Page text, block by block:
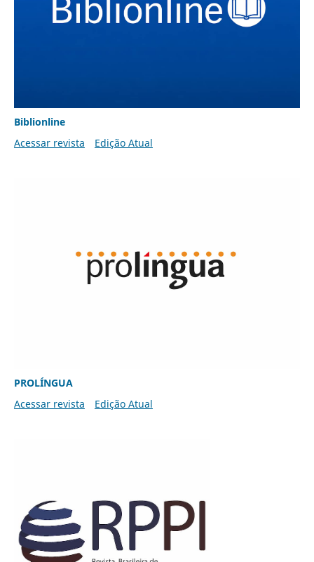
Biblionline
Acessar revista
Edição Atual
PROLÍNGUA
Acessar revista
Edição Atual